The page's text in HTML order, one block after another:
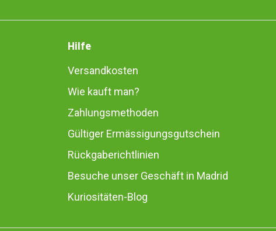
Hilfe
Versandkosten
Wie kauft man?
Zahlungsmethoden
Gültiger Ermässigungsgutschein
Rückgaberichtlinien
Besuche unser Geschäft in Madrid
Kuriositäten-Blog